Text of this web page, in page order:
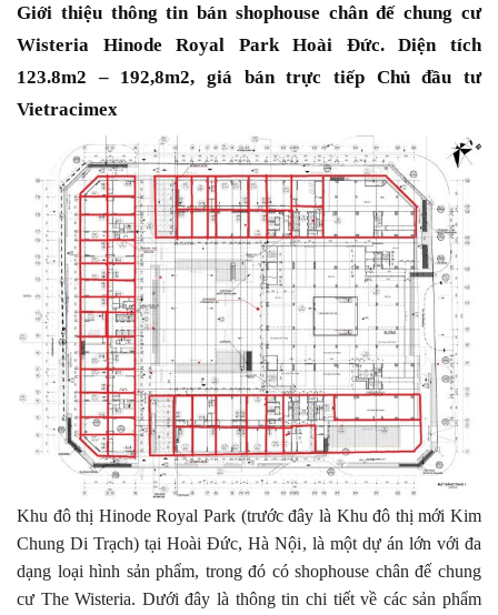
Giới thiệu thông tin bán shophouse chân đế chung cư
Wisteria Hinode Royal Park Hoài Đức. Diện tích
123.8m2 – 192,8m2, giá bán trực tiếp Chủ đầu tư
Vietracimex
Khu đô thị Hinode Royal Park (trước đây là Khu đô thị mới Kim
Chung Di Trạch) tại Hoài Đức, Hà Nội, là một dự án lớn với đa
dạng loại hình sản phẩm, trong đó có shophouse chân đế chung
cư The Wisteria. Dưới đây là thông tin chi tiết về các sản phẩm